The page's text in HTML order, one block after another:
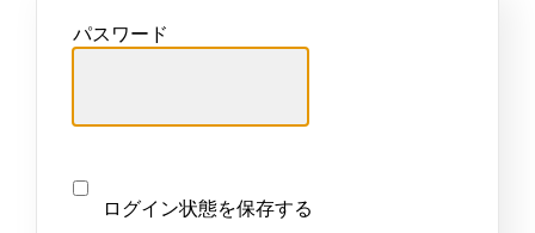
パスワード
ログイン状態を保存する